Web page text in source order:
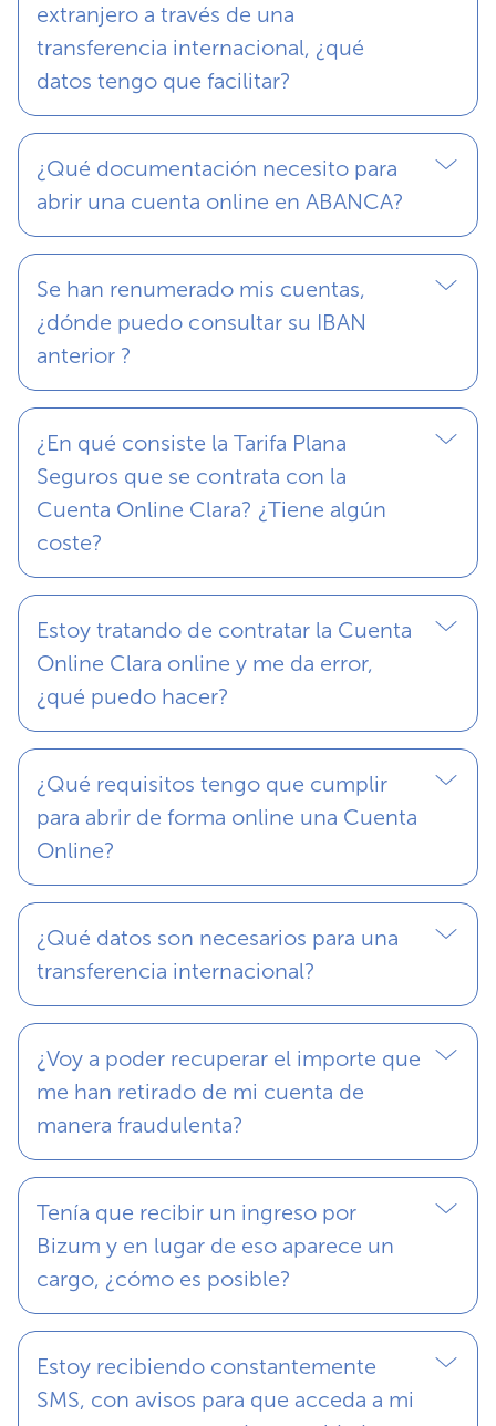
extranjero a través de una
transferencia internacional, ¿qué
datos tengo que facilitar?
¿Qué documentación necesito para
abrir una cuenta online en ABANCA?
Se han renumerado mis cuentas,
¿dónde puedo consultar su IBAN
anterior ?
¿En qué consiste la Tarifa Plana
Seguros que se contrata con la
Cuenta Online Clara? ¿Tiene algún
coste?
Estoy tratando de contratar la Cuenta
Online Clara online y me da error,
¿qué puedo hacer?
¿Qué requisitos tengo que cumplir
para abrir de forma online una Cuenta
Online?
¿Qué datos son necesarios para una
transferencia internacional?
¿Voy a poder recuperar el importe que
me han retirado de mi cuenta de
manera fraudulenta?
Tenía que recibir un ingreso por
Bizum y en lugar de eso aparece un
cargo, ¿cómo es posible?
Estoy recibiendo constantemente
SMS, con avisos para que acceda a mi